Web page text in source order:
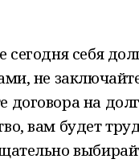
сегодня себя
не
договора на
вам будет